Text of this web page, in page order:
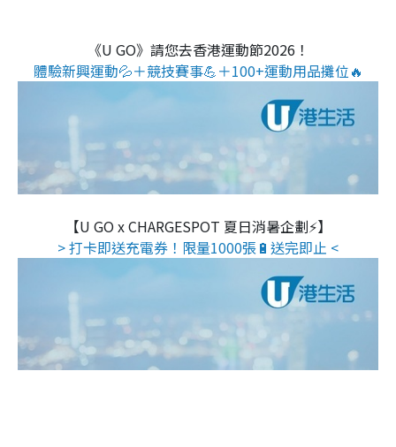
《U GO》請您去香港運動節2026！
體驗新興運動💦＋競技賽事💪＋100+運動用品攤位🔥
【U GO x CHARGESPOT 夏日消暑企劃⚡】
> 打卡即送充電券！限量1000張🔋送完即止 <